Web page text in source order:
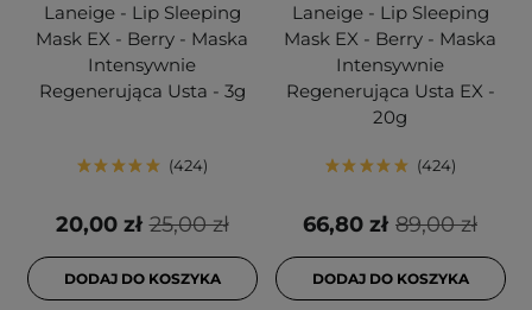
Laneige - Lip Sleeping
Mask EX - Berry - Maska
Intensywnie
Regenerująca Usta - 3g
424
25,00 zł
20,00 zł
DODAJ DO KOSZYKA
Laneige - Lip Sleeping
Mask EX - Berry - Maska
Intensywnie
Regenerująca Usta EX -
20g
424
89,00 zł
66,80 zł
DODAJ DO KOSZYKA